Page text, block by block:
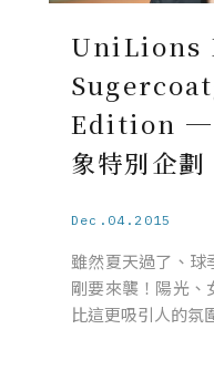
UniLions
Edition ─
象特別企劃
Dec.04.2015
雖然夏天過了、球
剛要來襲！陽光、
比這更吸引人的